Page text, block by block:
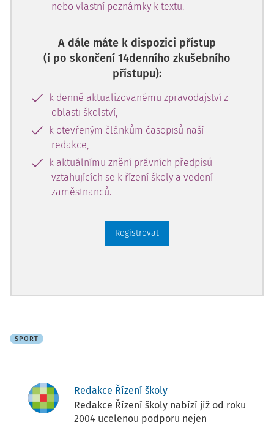
nebo vlastní poznámky k textu.
A dále máte k dispozici přístup
(i po skončení 14denního zkušebního
přístupu):
k denně aktualizovanému zpravodajství z
oblasti školství,
k otevřeným článkům časopisů naší
redakce,
k aktuálnímu znění právních předpisů
vztahujících se k řízení školy a vedení
zaměstnanců.
Registrovat
SPORT
Redakce Řízení školy
Redakce Řízení školy nabízí již od roku
2004 ucelenou podporu nejen